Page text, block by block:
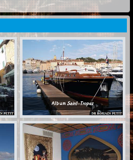
Album Saint-Tropez